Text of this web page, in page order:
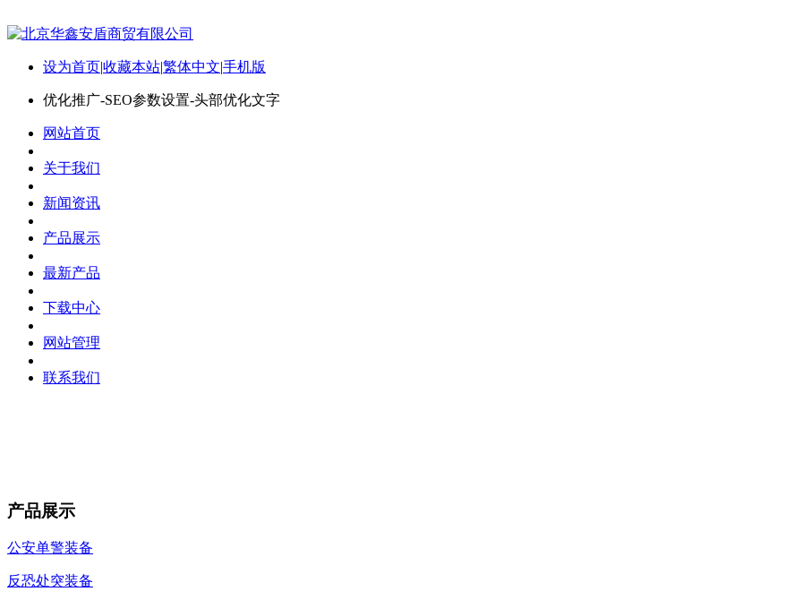
设为首页|收藏本站|繁体中文|手机版
优化推广-SEO参数设置-头部优化文字
网站首页
关于我们
新闻资讯
产品展示
最新产品
下载中心
网站管理
联系我们
产品展示
公安单警装备
反恐处突装备